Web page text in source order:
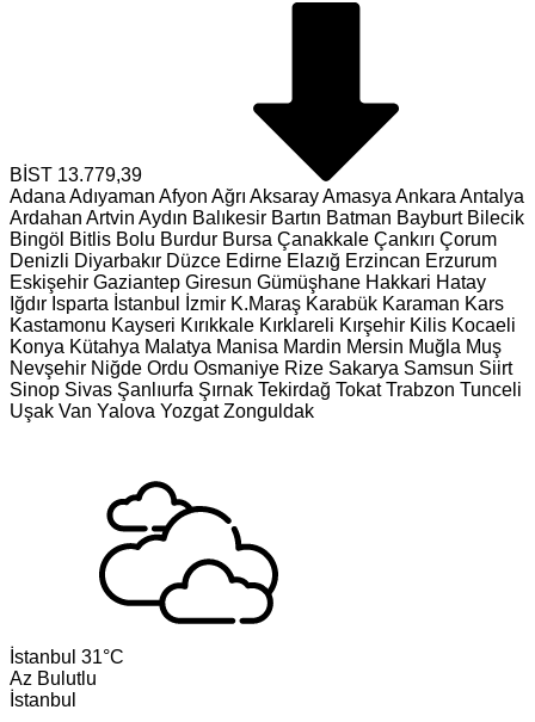
BİST 13.779,39
Adana Adıyaman Afyon Ağrı AksarayAmasya Ankara Antalya
Ardahan Artvin Aydın Balıkesir Bartın Batman Bayburt Bilecik
Bingöl Bitlis Bolu Burdur Bursa Çanakkale Çankırı Çorum
Denizli Diyarbakır Düzce Edirne Elazığ Erzincan Erzurum
Eskişehir Gaziantep Giresun Gümüşhane Hakkari Hatay
Iğdır Isparta İstanbul İzmir K.Maraş Karabük Karaman Kars
Kastamonu Kayseri Kırıkkale Kırklareli Kırşehir Kilis Kocaeli
Konya Kütahya Malatya Manisa Mardin Mersin Muğla Muş
Nevşehir Niğde Ordu Osmaniye Rize Sakarya Samsun Siirt
Sinop Sivas Şanlıurfa Şırnak Tekirdağ Tokat Trabzon Tunceli
Uşak Van Yalova Yozgat Zonguldak
İstanbul 31°C
Az Bulutlu
İstanbul